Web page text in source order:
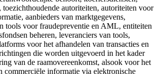
toezichthoudende autoriteiten, autoriteiten voor
aanbieders van marktgegevens,
tools voor fraudepreventie en AML, entiteiten
beheren, leveranciers van tools,
voor het afhandelen van transacties en
die worden uitgevoerd in het kader
van de raamovereenkomst, alsook voor het
commerciële informatie via elektronische